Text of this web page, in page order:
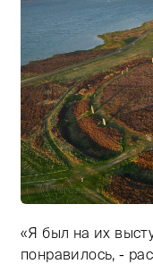
«Я был на их
понравилось, -